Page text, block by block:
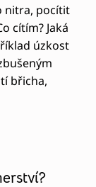
rozvoj,
může vést
se
rozvoji,
i k